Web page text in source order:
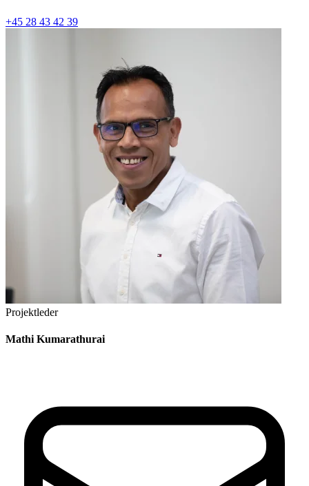
+45 28 43 42 39
Projektleder
Mathi Kumarathurai